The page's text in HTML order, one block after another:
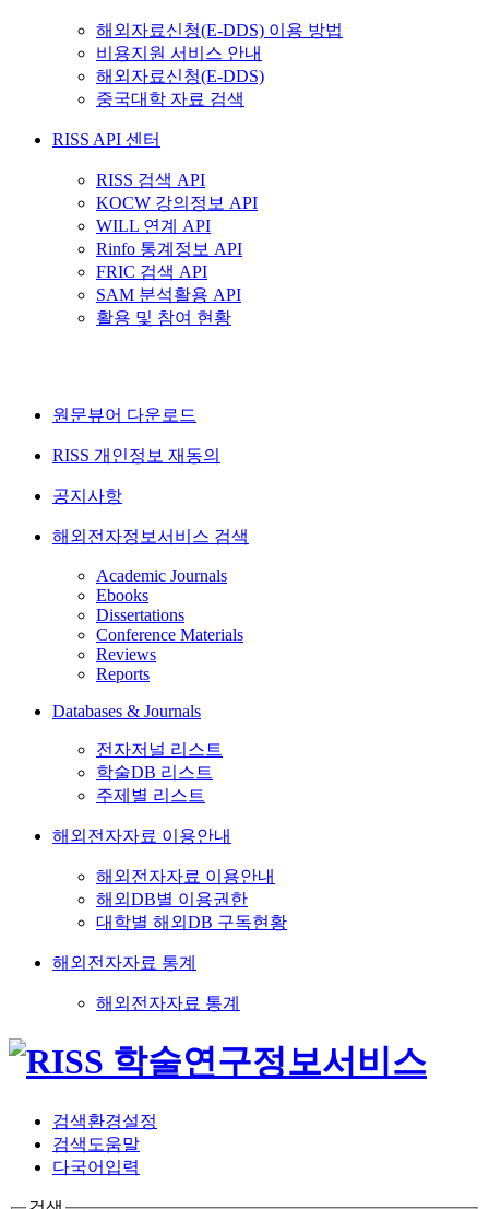
해외자료신청(E-DDS) 이용 방법
비용지원 서비스 안내
해외자료신청(E-DDS)
중국대학 자료 검색
RISS API 센터
RISS 검색 API
KOCW 강의정보 API
WILL 연계 API
Rinfo 통계정보 API
FRIC 검색 API
SAM 분석활용 API
활용 및 참여 현황
원문뷰어 다운로드
RISS 개인정보 재동의
공지사항
해외전자정보서비스 검색
Academic Journals
Ebooks
Dissertations
Conference Materials
Reviews
Reports
Databases & Journals
전자저널 리스트
학술DB 리스트
주제별 리스트
해외전자자료 이용안내
해외전자자료 이용안내
해외DB별 이용권한
대학별 해외DB 구독현황
해외전자자료 통계
해외전자자료 통계
검색환경설정
검색도움말
다국어입력